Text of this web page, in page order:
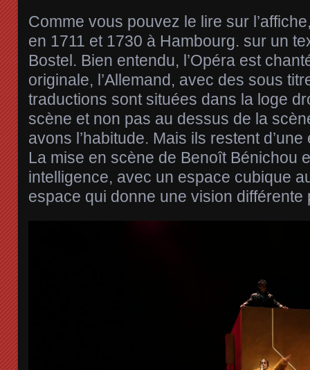
Comme vous pouvez le lire sur
en 1711 et 1730 à Hambourg. sur un
Bostel. Bien entendu, l’Opéra est
originale, l’Allemand, avec des sous
traductions sont situées dans la loge
scène et non pas au dessus de la
avons l’habitude. Mais ils restent
La mise en scène de Benoît Bénichou
intelligence, avec un espace cubique
espace qui donne une vision différente